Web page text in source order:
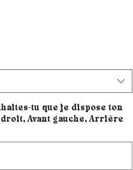
tu que je dispose ton
Avant gauche, Arrière